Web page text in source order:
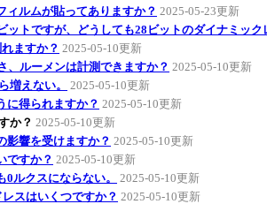
ィルムが貼ってありますか？ 2025-05-23更新
ットですが、どうしても28ビットのダイナミッ
ますか？ 2025-05-10更新
、ルーメンは計測できますか？ 2025-05-10更新
増えない。
2025-05-10更新
に得られますか？ 2025-05-10更新
か？ 2025-05-10更新
影響を受けますか？ 2025-05-10更新
ですか？ 2025-05-10更新
ルクスにならない。
2025-05-10更新
スはいくつですか？ 2025-05-10更新